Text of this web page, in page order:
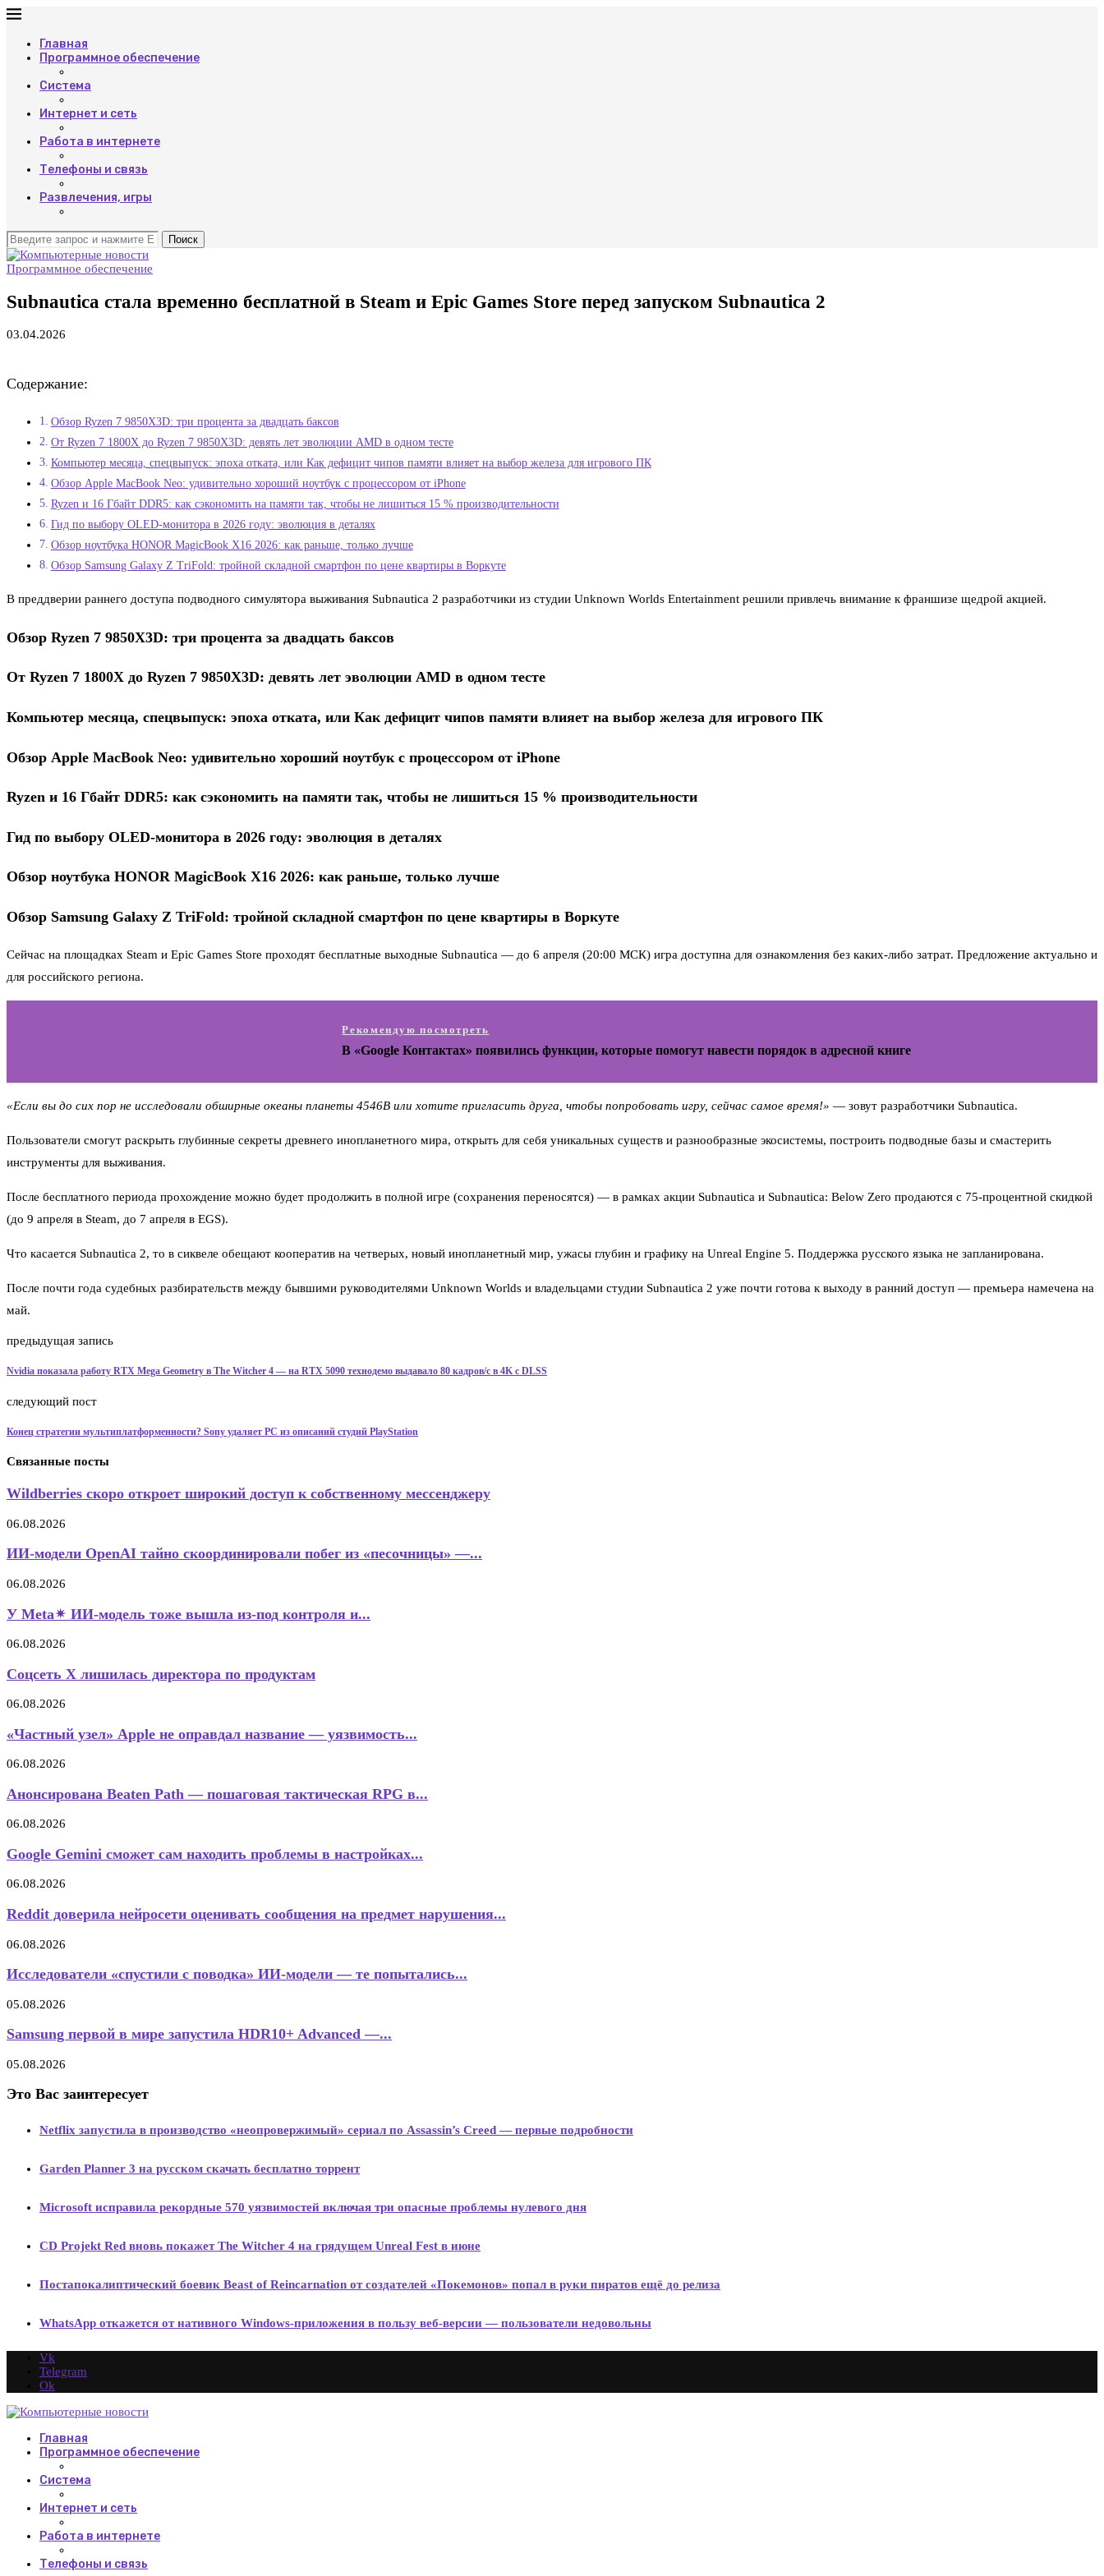
Главная
Программное обеспечение
Система
Интернет и сеть
Работа в интернете
Телефоны и связь
Развлечения, игры
Поиск
Программное обеспечение
Subnautica стала временно бесплатной в Steam и Epic Games Store перед запуском Subnautica 2
03.04.2026
Содержание:
Обзор Ryzen 7 9850X3D: три процента за двадцать баксов
От Ryzen 7 1800X до Ryzen 7 9850X3D: девять лет эволюции AMD в одном тесте
Компьютер месяца, спецвыпуск: эпоха отката, или Как дефицит чипов памяти влияет на выбор железа для игрового ПК
Обзор Apple MacBook Neo: удивительно хороший ноутбук с процессором от iPhone
Ryzen и 16 Гбайт DDR5: как сэкономить на памяти так, чтобы не лишиться 15 % производительности
Гид по выбору OLED-монитора в 2026 году: эволюция в деталях
Обзор ноутбука HONOR MagicBook X16 2026: как раньше, только лучше
Обзор Samsung Galaxy Z TriFold: тройной складной смартфон по цене квартиры в Воркуте
В преддверии раннего доступа подводного симулятора выживания Subnautica 2 разработчики из студии Unknown Worlds Entertainment решили привлечь внимание к франшизе щедрой акцией.
Обзор Ryzen 7 9850X3D: три процента за двадцать баксов
От Ryzen 7 1800X до Ryzen 7 9850X3D: девять лет эволюции AMD в одном тесте
Компьютер месяца, спецвыпуск: эпоха отката, или Как дефицит чипов памяти влияет на выбор железа для игрового ПК
Обзор Apple MacBook Neo: удивительно хороший ноутбук с процессором от iPhone
Ryzen и 16 Гбайт DDR5: как сэкономить на памяти так, чтобы не лишиться 15 % производительности
Гид по выбору OLED-монитора в 2026 году: эволюция в деталях
Обзор ноутбука HONOR MagicBook X16 2026: как раньше, только лучше
Обзор Samsung Galaxy Z TriFold: тройной складной смартфон по цене квартиры в Воркуте
Сейчас на площадках Steam и Epic Games Store проходят бесплатные выходные Subnautica — до 6 апреля (20:00 МСК) игра доступна для ознакомления без каких-либо затрат. Предложение актуально и
для российского региона.
Рекомендую посмотреть
В «Google Контактах» появились функции, которые помогут навести порядок в адресной книге
«Если вы до сих пор не исследовали обширные океаны планеты 4546B или хотите пригласить друга, чтобы попробовать игру, сейчас самое время!» — зовут разработчики Subnautica.
Пользователи смогут раскрыть глубинные секреты древнего инопланетного мира, открыть для себя уникальных существ и разнообразные экосистемы, построить подводные базы и смастерить
инструменты для выживания.
После бесплатного периода прохождение можно будет продолжить в полной игре (сохранения переносятся) — в рамках акции Subnautica и Subnautica: Below Zero продаются с 75-процентной скидкой
(до 9 апреля в Steam, до 7 апреля в EGS).
Что касается Subnautica 2, то в сиквеле обещают кооператив на четверых, новый инопланетный мир, ужасы глубин и графику на Unreal Engine 5. Поддержка русского языка не запланирована.
После почти года судебных разбирательств между бывшими руководителями Unknown Worlds и владельцами студии Subnautica 2 уже почти готова к выходу в ранний доступ — премьера намечена на
май.
предыдущая запись
Nvidia показала работу RTX Mega Geometry в The Witcher 4 — на RTX 5090 технодемо выдавало 80 кадров/с в 4K с DLSS
следующий пост
Конец стратегии мультиплатформенности? Sony удаляет PC из описаний студий PlayStation
Связанные посты
Wildberries скоро откроет широкий доступ к собственному мессенджеру
06.08.2026
ИИ-модели OpenAI тайно скоординировали побег из «песочницы» —...
06.08.2026
У Meta✴ ИИ-модель тоже вышла из-под контроля и...
06.08.2026
Соцсеть X лишилась директора по продуктам
06.08.2026
«Частный узел» Apple не оправдал название — уязвимость...
06.08.2026
Анонсирована Beaten Path — пошаговая тактическая RPG в...
06.08.2026
Google Gemini сможет сам находить проблемы в настройках...
06.08.2026
Reddit доверила нейросети оценивать сообщения на предмет нарушения...
06.08.2026
Исследователи «спустили с поводка» ИИ-модели — те попытались...
05.08.2026
Samsung первой в мире запустила HDR10+ Advanced —...
05.08.2026
Это Вас заинтересует
Netflix запустила в производство «неопровержимый» сериал по Assassin’s Creed — первые подробности
Garden Planner 3 на русском скачать бесплатно торрент
Microsoft исправила рекордные 570 уязвимостей включая три опасные проблемы нулевого дня
CD Projekt Red вновь покажет The Witcher 4 на грядущем Unreal Fest в июне
Постапокалиптический боевик Beast of Reincarnation от создателей «Покемонов» попал в руки пиратов ещё до релиза
WhatsApp откажется от нативного Windows-приложения в пользу веб-версии — пользователи недовольны
Vk
Telegram
Ok
Главная
Программное обеспечение
Система
Интернет и сеть
Работа в интернете
Телефоны и связь